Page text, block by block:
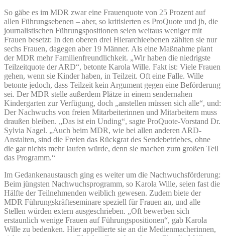
So gäbe es im MDR zwar eine Frauenquote von 25 Prozent auf
allen Führungsebenen – aber, so kritisierten es ProQuote und jb, die
journalistischen Führungspositionen seien weitaus weniger mit
Frauen besetzt: In den oberen drei Hierarchieebenen zählten sie nur
sechs Frauen, dagegen aber 19 Männer. Als eine Maßnahme plant
der MDR mehr Familienfreundlichkeit. „Wir haben die niedrigste
Teilzeitquote der ARD“, betonte Karola Wille. Fakt ist: Viele Frauen
gehen, wenn sie Kinder haben, in Teilzeit. Oft eine Falle. Wille
betonte jedoch, dass Teilzeit kein Argument gegen eine Beförderung
sei. Der MDR stelle außerdem Plätze in einem sendernahen
Kindergarten zur Verfügung, doch „anstellen müssen sich alle“, und:
Der Nachwuchs von freien Mitarbeiterinnen und Mitarbeitern muss
draußen bleiben. „Das ist ein Unding“, sagte ProQuote-Vorstand Dr.
Sylvia Nagel. „Auch beim MDR, wie bei allen anderen ARD-
Anstalten, sind die Freien das Rückgrat des Sendebetriebes, ohne
die gar nichts mehr laufen würde, denn sie machen zum großen Teil
das Programm.“
Im Gedankenaustausch ging es weiter um die Nachwuchsförderung:
Beim jüngsten Nachwuchsprogramm, so Karola Wille, seien fast die
Hälfte der Teilnehmenden weiblich gewesen. Zudem biete der
MDR Führungskräfteseminare speziell für Frauen an, und alle
Stellen würden extern ausgeschrieben. „Oft bewerben sich
erstaunlich wenige Frauen auf Führungspositionen“, gab Karola
Wille zu bedenken. Hier appellierte sie an die Medienmacherinnen,